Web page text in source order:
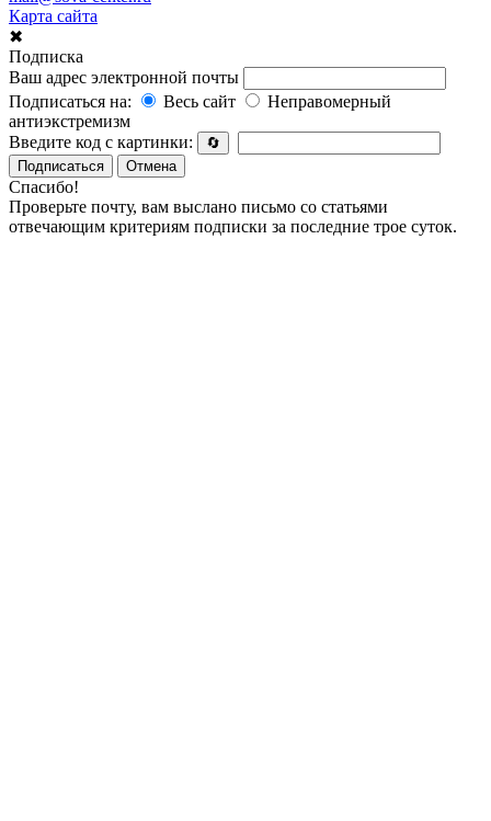
Карта сайта
✖
Подписка
Ваш адрес электронной почты
Подписаться на:
Весь сайт
Неправомерный
антиэкстремизм
Введите код с картинки:
🔄
Подписаться
Отмена
Спасибо!
Проверьте почту, вам выслано письмо со статьями
отвечающим критериям подписки за последние трое суток.